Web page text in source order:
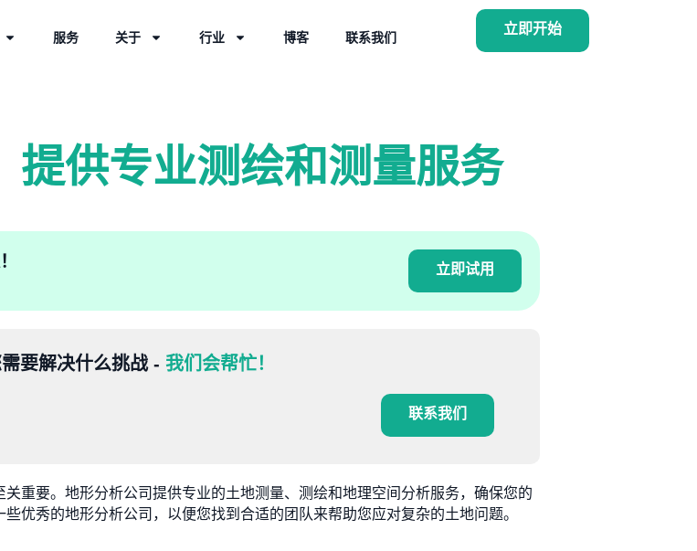
服务 关于 行业 博客 联系我们
立即开始
提供专业测绘和测量服务
立即试用
要解决什么挑战 - 我们会帮忙！
联系我们
重要。地形分析公司提供专业的土地测量、测绘和地理空间分析服务，确保您的
优秀的地形分析公司，以便您找到合适的团队来帮助您应对复杂的土地问题。